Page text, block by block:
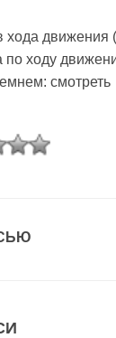
движения
ходу
смотреть